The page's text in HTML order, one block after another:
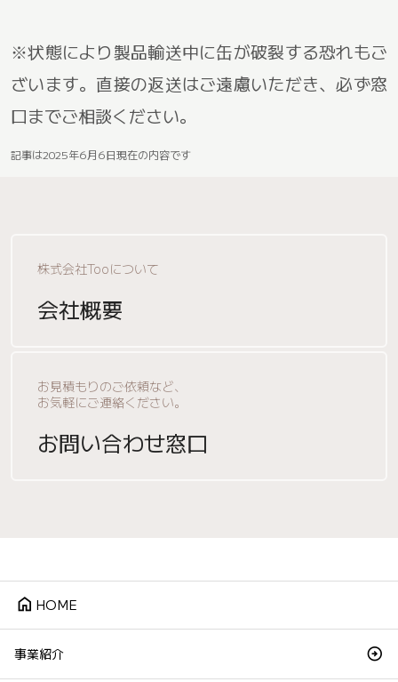
※状態により製品輸送中に缶が破裂する恐れもご
ざいます。直接の返送はご遠慮いただき、必ず窓
口までご相談ください。
記事は2025年6月6日現在の内容です
株式会社Tooについて
会社概要
お見積もりのご依頼など、
お気軽にご連絡ください。
お問い合わせ窓口
home HOME
事業紹介